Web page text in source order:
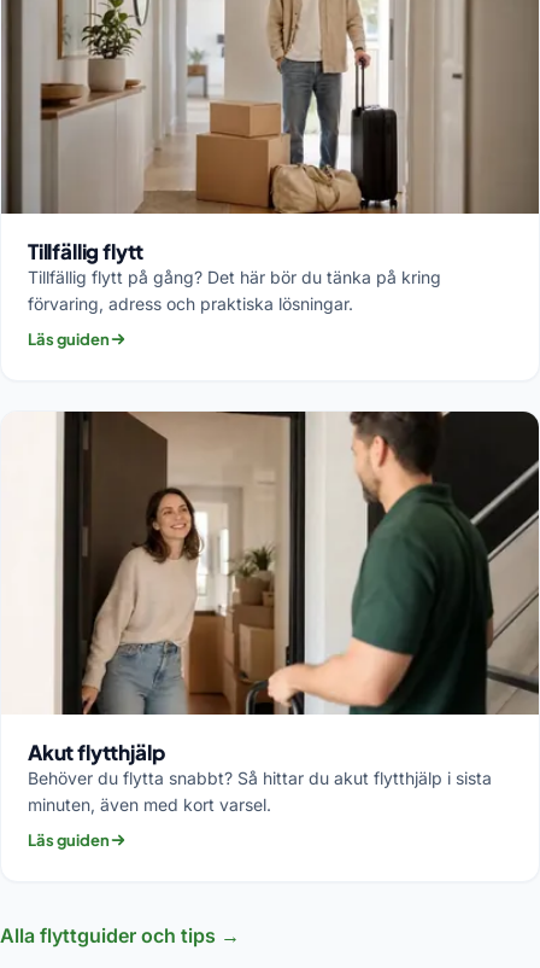
Tillfällig flytt
Tillfällig flytt på gång? Det här bör du tänka på kring
förvaring, adress och praktiska lösningar.
Läs guiden
Akut flytthjälp
Behöver du flytta snabbt? Så hittar du akut flytthjälp i sista
minuten, även med kort varsel.
Läs guiden
Alla flyttguider och tips →